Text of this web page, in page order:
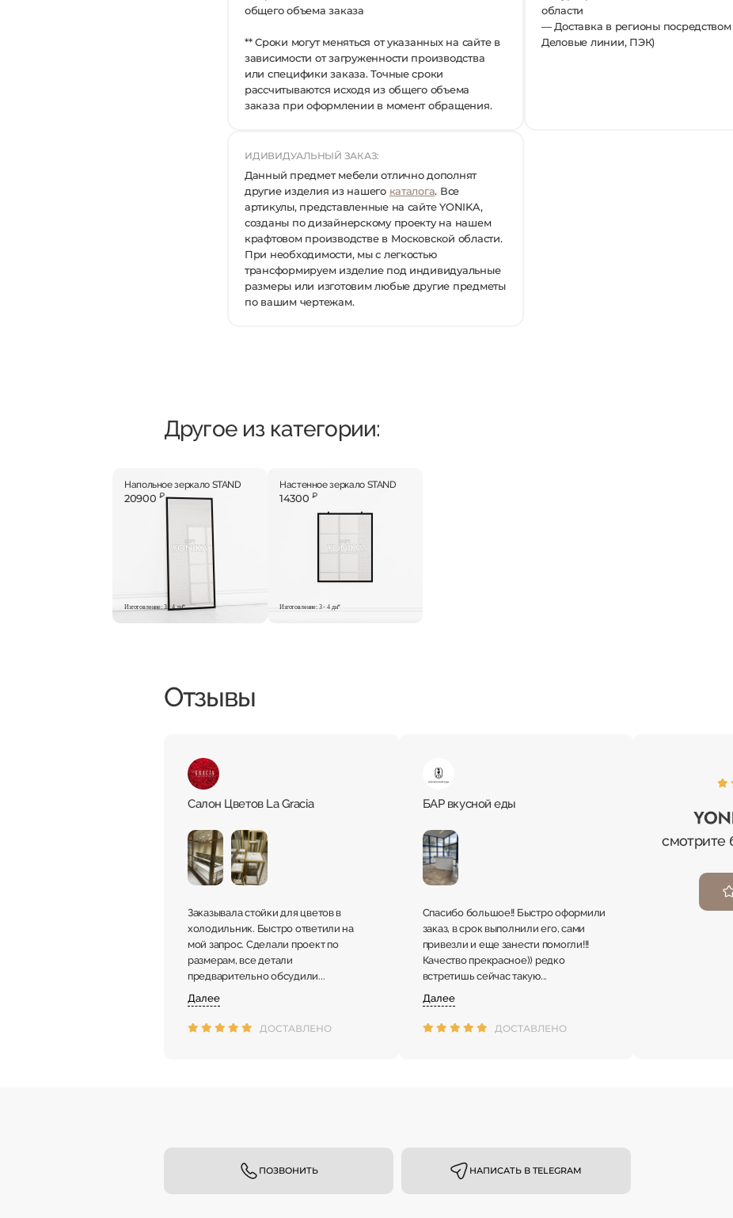
общего объема заказа
** Сроки могут меняться от указанных на сайте в
зависимости от загруженности производства
или специфики заказа. Точные сроки
рассчитываются исходя из общего объема
заказа при оформлении в момент обращения.
области
— Доставка в регионы
Деловые линии, ПЭК)
ИДИВИДУАЛЬНЫЙ ЗАКАЗ:
Данный предмет мебели отлично дополнят
другие изделия из нашего каталога. Все
артикулы, представленные на сайте YONIKA,
созданы по дизайнерскому проекту на нашем
крафтовом производстве в Московской области.
При необходимости, мы с легкостью
трансформируем изделие под индивидуальные
размеры или изготовим любые другие предметы
по вашим чертежам.
Другое из категории:
Напольное зеркало STAND
20900₽
Изготовление: 3 - 4 дн*
Настенное зеркало STAND
14300₽
Изготовление: 3 - 4 дн*
Отзывы
Салон Цветов La Gracia
Заказывала стойки для цветов в
холодильник. Быстро ответили на
мой запрос. Сделали проект по
размерам, все детали
предварительно обсудили...
Далее
ДОСТАВЛЕНО
БАР вкусной еды
Спасибо большое!! Быстро оформили
заказ, в срок выполнили его, сами
привезли и еще занести помогли!!!
Качество прекрасное)) редко
встретишь сейчас такую...
Далее
ДОСТАВЛЕНО
смотрите
ПОЗВОНИТЬ НАПИСАТЬ В TELEGRAM